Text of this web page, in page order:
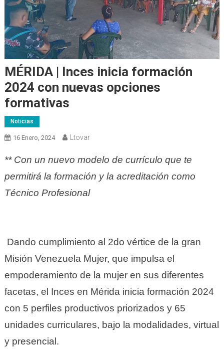
MÉRIDA | Inces inicia formación
2024 con nuevas opciones
formativas
Noticias
16 Enero, 2024 Ltovar
** Con un nuevo modelo de currículo que te
permitirá la formación y la acreditación como
Técnico Profesional
Dando cumplimiento al 2do vértice de la gran
Misión Venezuela Mujer, que impulsa el
empoderamiento de la mujer en sus diferentes
facetas, el Inces en Mérida inicia formación 2024
con 5 perfiles productivos priorizados y 65
unidades curriculares, bajo la modalidades, virtual
y presencial.